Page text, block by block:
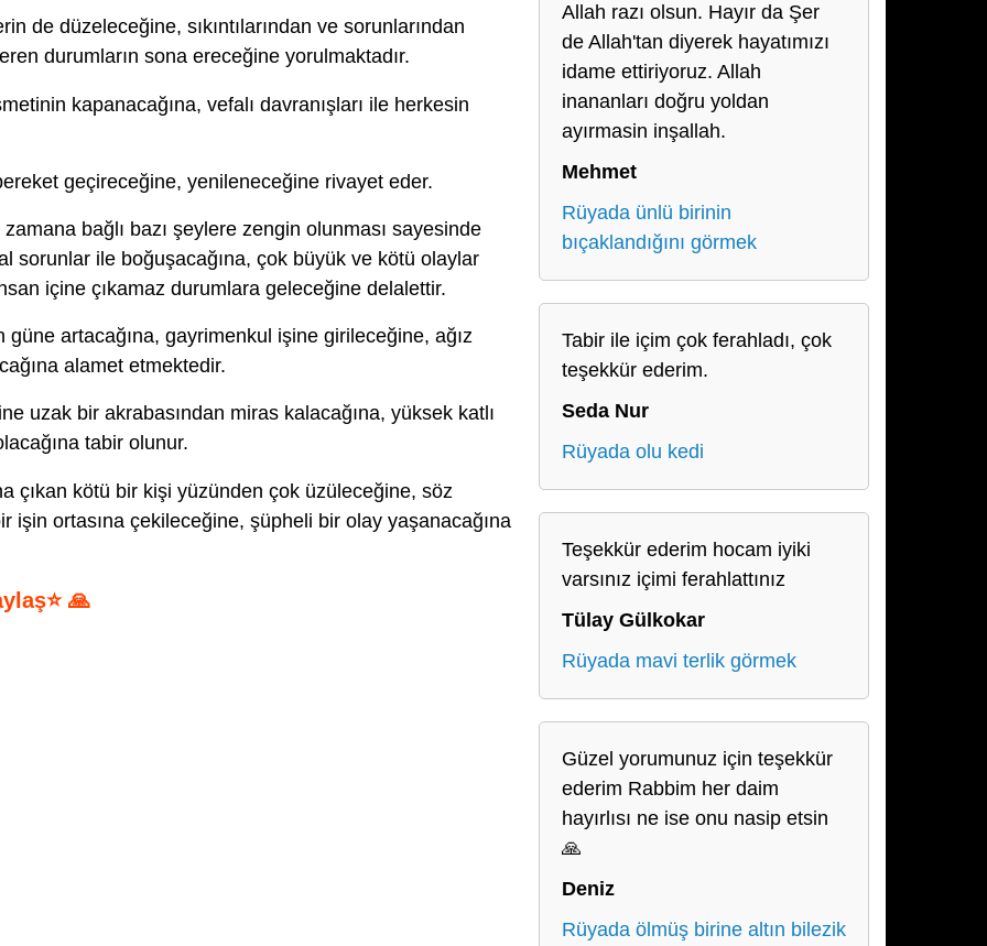
de düzeleceğine, sıkıntılarından ve sorunlarından
durumların sona ereceğine yorulmaktadır.
kapanacağına, vefalı davranışları ile herkesin
geçireceğine, yenileneceğine rivayet eder.
bağlı bazı şeylere zengin olunması sayesinde
sorunlar ile boğuşacağına, çok büyük ve kötü olaylar
içine çıkamaz durumlara geleceğine delalettir.
güne artacağına, gayrimenkul işine girileceğine, ağız
alamet etmektedir.
uzak bir akrabasından miras kalacağına, yüksek katlı
tabir olunur.
çıkan kötü bir kişi yüzünden çok üzüleceğine, söz
işin ortasına çekileceğine, şüpheli bir olay yaşanacağına
🙏
Allah razı olsun. Hayır da Şer
de Allah'tan diyerek hayatımızı
idame ettiriyoruz. Allah
inananları doğru yoldan
ayırmasin inşallah.
Mehmet
Rüyada ünlü birinin
bıçaklandığını görmek
Tabir ile içim çok ferahladı, çok
teşekkür ederim.
Seda Nur
Rüyada olu kedi
Teşekkür ederim hocam iyiki
varsınız içimi ferahlattınız
Tülay Gülkokar
Rüyada mavi terlik görmek
Güzel yorumunuz için teşekkür
ederim Rabbim her daim
hayırlısı ne ise onu nasip etsin
🙏
Deniz
Rüyada ölmüş birine altın bilezik